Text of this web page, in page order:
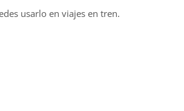
el fin del mundo”.